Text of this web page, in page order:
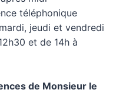
téléphonique
jeudi et vendredi
et de 14h à
de Monsieur le